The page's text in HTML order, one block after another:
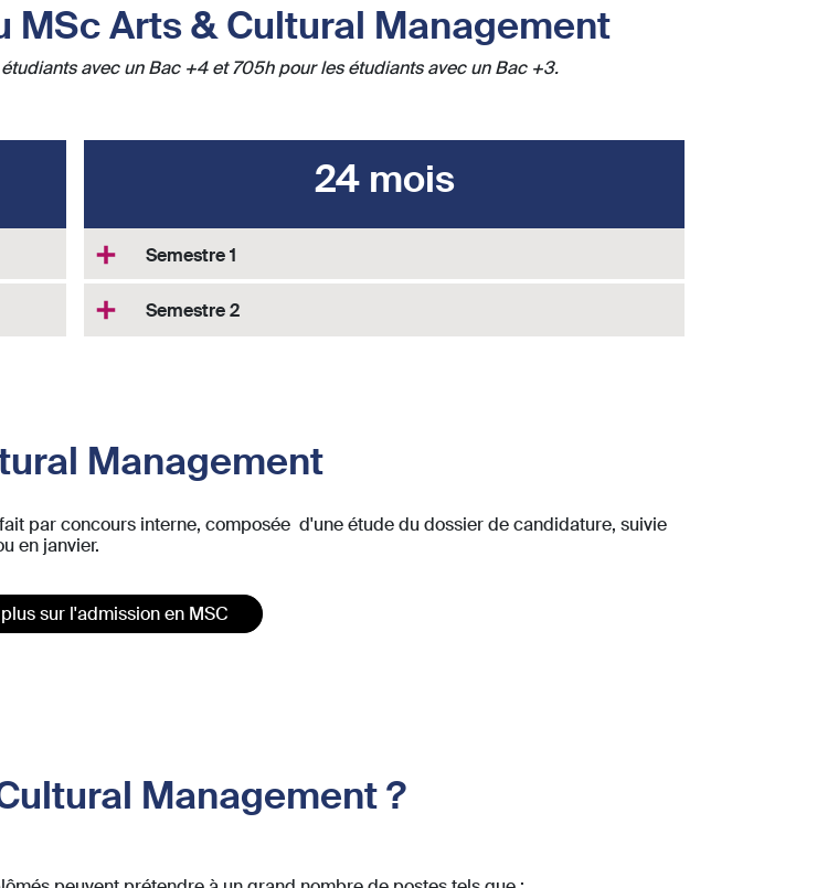
Arts & Cultural Management
avec un Bac +4 et 705h pour les étudiants avec un Bac +3.
24 mois
Semestre 1
Semestre 2
Management
par concours interne, composée d'une étude du dossier de candidature, suivie
en janvier.
sur l'admission en MSC
Management ?